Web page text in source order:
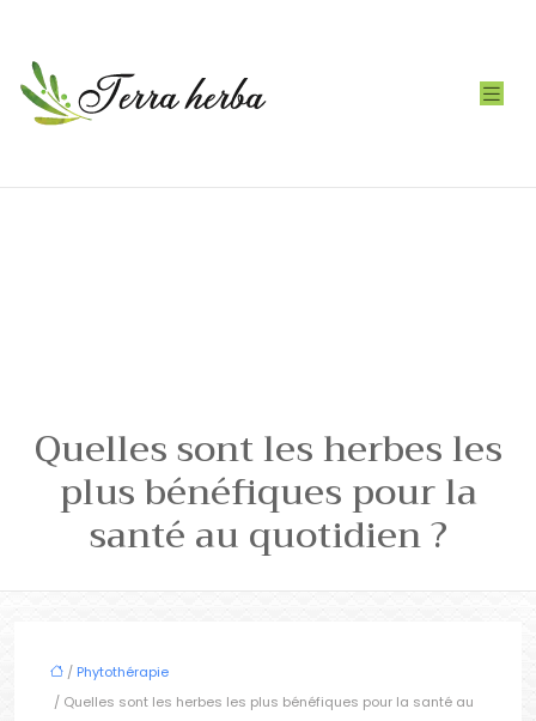
Quelles sont les herbes les
plus bénéfiques pour la
santé au quotidien ?
/ Phytothérapie
/ Quelles sont les herbes les plus bénéfiques pour la santé au